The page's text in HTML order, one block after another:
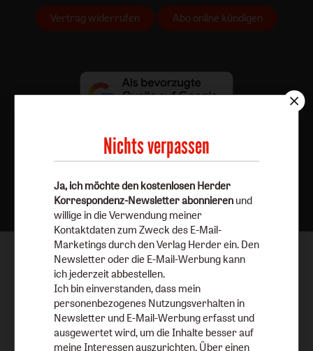
Vertrag widerrufen Abo online kündigen
Nach oben
Nichts verpassen
Ja, ich möchte den kostenlosen Herder
Korrespondenz-Newsletter abonnieren und
willige in die Verwendung meiner
Kontaktdaten zum Zweck des E-Mail-
Marketings durch den Verlag Herder ein. Den
Newsletter oder die E-Mail-Werbung kann
ich jederzeit abbestellen.
Ich bin einverstanden, dass mein
personenbezogenes Nutzungsverhalten in
Newsletter und E-Mail-Werbung erfasst und
ausgewertet wird, um die Inhalte besser auf
meine Interessen auszurichten. Über einen